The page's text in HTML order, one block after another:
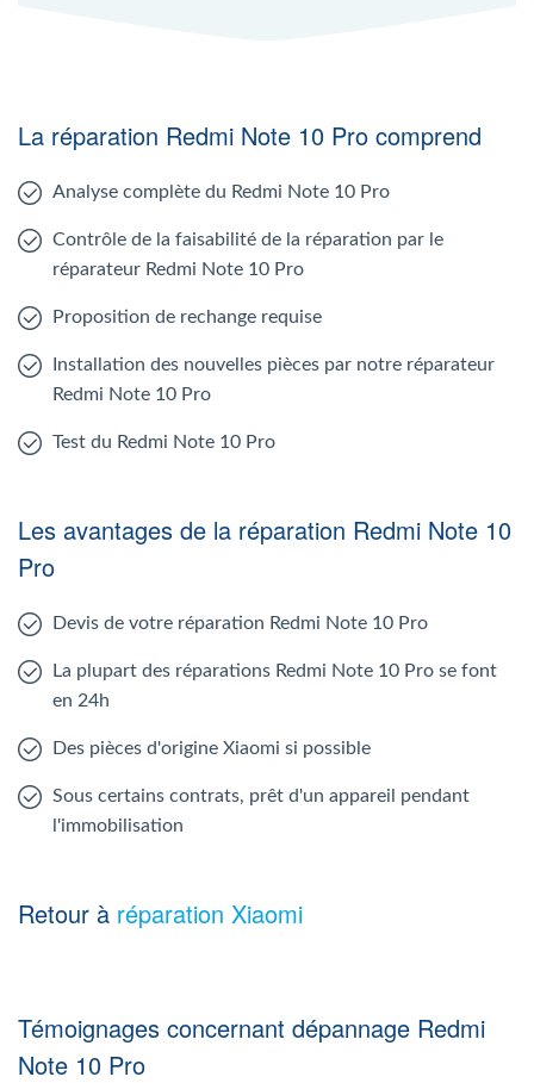
La réparation Redmi Note 10 Pro comprend
Analyse complète du Redmi Note 10 Pro
Contrôle de la faisabilité de la réparation par le
réparateur Redmi Note 10 Pro
Proposition de rechange requise
Installation des nouvelles pièces par notre réparateur
Redmi Note 10 Pro
Test du Redmi Note 10 Pro
Les avantages de la réparation Redmi Note 10
Pro
Devis de votre réparation Redmi Note 10 Pro
La plupart des réparations Redmi Note 10 Pro se font
en 24h
Des pièces d'origine Xiaomi si possible
Sous certains contrats, prêt d'un appareil pendant
l'immobilisation
Retour à réparation Xiaomi
Témoignages concernant dépannage Redmi
Note 10 Pro